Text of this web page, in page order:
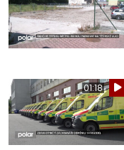
01:18